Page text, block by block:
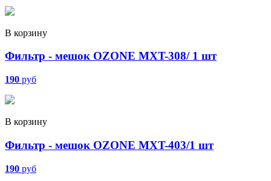
В корзину
Фильтр - мешок OZONE MXT-308/ 1 шт
190 руб
В корзину
Фильтр - мешок OZONE MXT-403/1 шт
190 руб